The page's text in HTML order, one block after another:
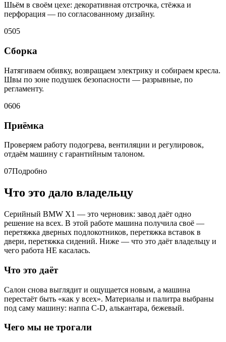
Шьём в своём цехе: декоративная отстрочка, стёжка и
перфорация — по согласованному дизайну.
0505
Сборка
Натягиваем обивку, возвращаем электрику и собираем кресла.
Швы по зоне подушек безопасности — разрывные, по
регламенту.
0606
Приёмка
Проверяем работу подогрева, вентиляции и регулировок,
отдаём машину с гарантийным талоном.
07Подробно
Что это дало владельцу
Серийный BMW X1 — это черновик: завод даёт одно
решение на всех. В этой работе машина получила своё —
перетяжка дверных подлокотников, перетяжка вставок в
двери, перетяжка сидений. Ниже — что это даёт владельцу и
чего работа НЕ касалась.
Что это даёт
Салон снова выглядит и ощущается новым, а машина
перестаёт быть «как у всех». Материалы и палитра выбраны
под саму машину: наппа C-D, алькантара, бежевый.
Чего мы не трогали